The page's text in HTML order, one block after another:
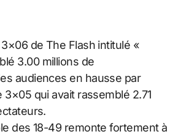
de The Flash intitulé «
3.00 millions de
audiences en hausse par
3×05 qui avait rassemblé 2.71
des 18-49 remonte fortement à